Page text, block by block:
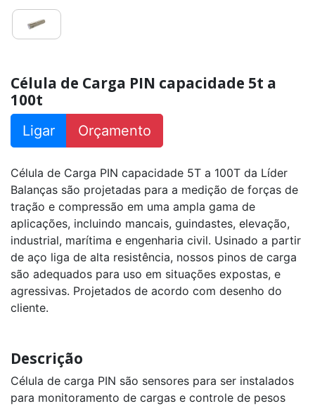
Célula de Carga PIN capacidade 5t a
100t
Ligar Orçamento
Célula de Carga PIN capacidade 5T a 100T da Líder
Balanças são projetadas para a medição de forças de
tração e compressão em uma ampla gama de
aplicações, incluindo mancais, guindastes, elevação,
industrial, marítima e engenharia civil. Usinado a partir
de aço liga de alta resistência, nossos pinos de carga
são adequados para uso em situações expostas, e
agressivas. Projetados de acordo com desenho do
cliente.
Descrição
Célula de carga PIN são sensores para ser instalados
para monitoramento de cargas e controle de pesos
a
200kg
capacidade
500kg
a
10000kg
Célula
Carga
CE
capacidade
5t
Célula
de
Carga
CI
capacidade
150kg
a
10000kg
PR
capacidade
2500kg
a
50t